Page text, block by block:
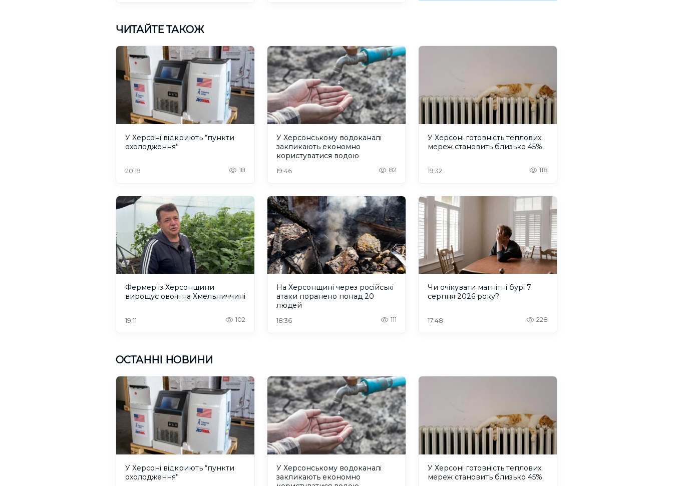
ЧИТАЙТЕ ТАКОЖ
У Херсоні відкриють “пункти
охолодження”
20:19 18
У Херсонському водоканалі
закликають економно
користуватися водою
19:46 82
У Херсоні готовність теплових
мереж становить близько 45%.
19:32 118
Фермер із Херсонщини
вирощує овочі на Хмельниччині
19:11 102
На Херсонщині через російські
атаки поранено понад 20
людей
18:36 111
Чи очікувати магнітні бурі 7
серпня 2026 року?
17:48 228
ОСТАННІ НОВИНИ
У Херсоні відкриють “пункти
охолодження”
У Херсонському водоканалі
закликають економно
У Херсоні готовність теплових
мереж становить близько 45%.